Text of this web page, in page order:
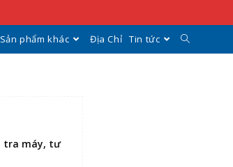
Sản phẩm khác Địa Chỉ Tin tức
tra máy, tư